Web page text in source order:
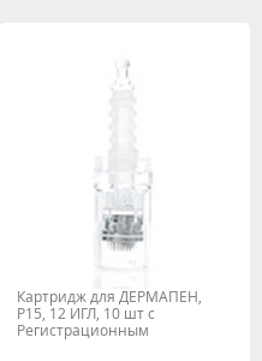
Картридж для ДЕРМАПЕН,
P15, 12 ИГЛ, 10 шт с
Регистрационным